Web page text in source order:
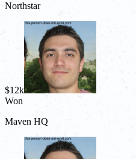
Northstar
$12k
Won
Maven HQ